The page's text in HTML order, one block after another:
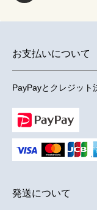
お支払いについて
PayPayとクレジット
発送について